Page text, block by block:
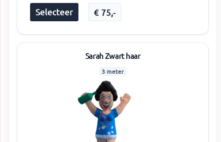
Selecteer € 75,-
Sarah Zwart haar
3 meter